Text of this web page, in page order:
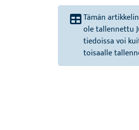
Tämän
ole tallennettu
tiedoissa voi
toisaalle